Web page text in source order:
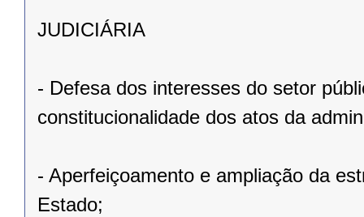
JUDICIÁRIA
- Defesa dos interesses do setor
constitucionalidade dos atos da
- Aperfeiçoamento e ampliação da
Estado;